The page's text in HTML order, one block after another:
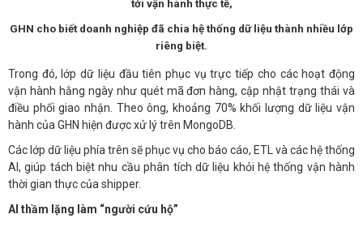
tới vận hành thực tế,
GHN cho biết doanh nghiệp đã chia hệ thống dữ liệu thành nhiều lớp
riêng biệt.
Trong đó, lớp dữ liệu đầu tiên phục vụ trực tiếp cho các hoạt động
vận hành hằng ngày như quét mã đơn hàng, cập nhật trạng thái và
điều phối giao nhận. Theo ông, khoảng 70% khối lượng dữ liệu vận
hành của GHN hiện được xử lý trên MongoDB.
Các lớp dữ liệu phía trên sẽ phục vụ cho báo cáo, ETL và các hệ thống
AI, giúp tách biệt nhu cầu phân tích dữ liệu khỏi hệ thống vận hành
thời gian thực của shipper.
AI thầm lặng làm “người cứu hộ”